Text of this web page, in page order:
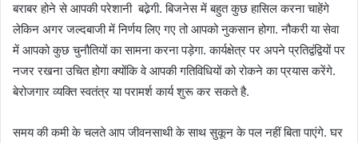
बराबर होने से आपकी परेशानी बढे़गी. बिजनेस में बहुत कुछ हासिल करना चाहेंगे
लेकिन अगर जल्दबाजी में निर्णय लिए गए तो आपको नुकसान होगा. नौकरी या सेवा
में आपको कुछ चुनौतियों का सामना करना पड़ेगा. कार्यक्षेत्र पर अपने प्रतिद्वंद्वियों पर
नजर रखना उचित होगा क्योंकि वे आपकी गतिविधियों को रोकने का प्रयास करेंगे.
बेरोजगार व्यक्ति स्वतंत्र या परामर्श कार्य शुरू कर सकते है.
समय की कमी के चलते आप जीवनसाथी के साथ सुकून के पल नहीं बिता पाएंगे. घर